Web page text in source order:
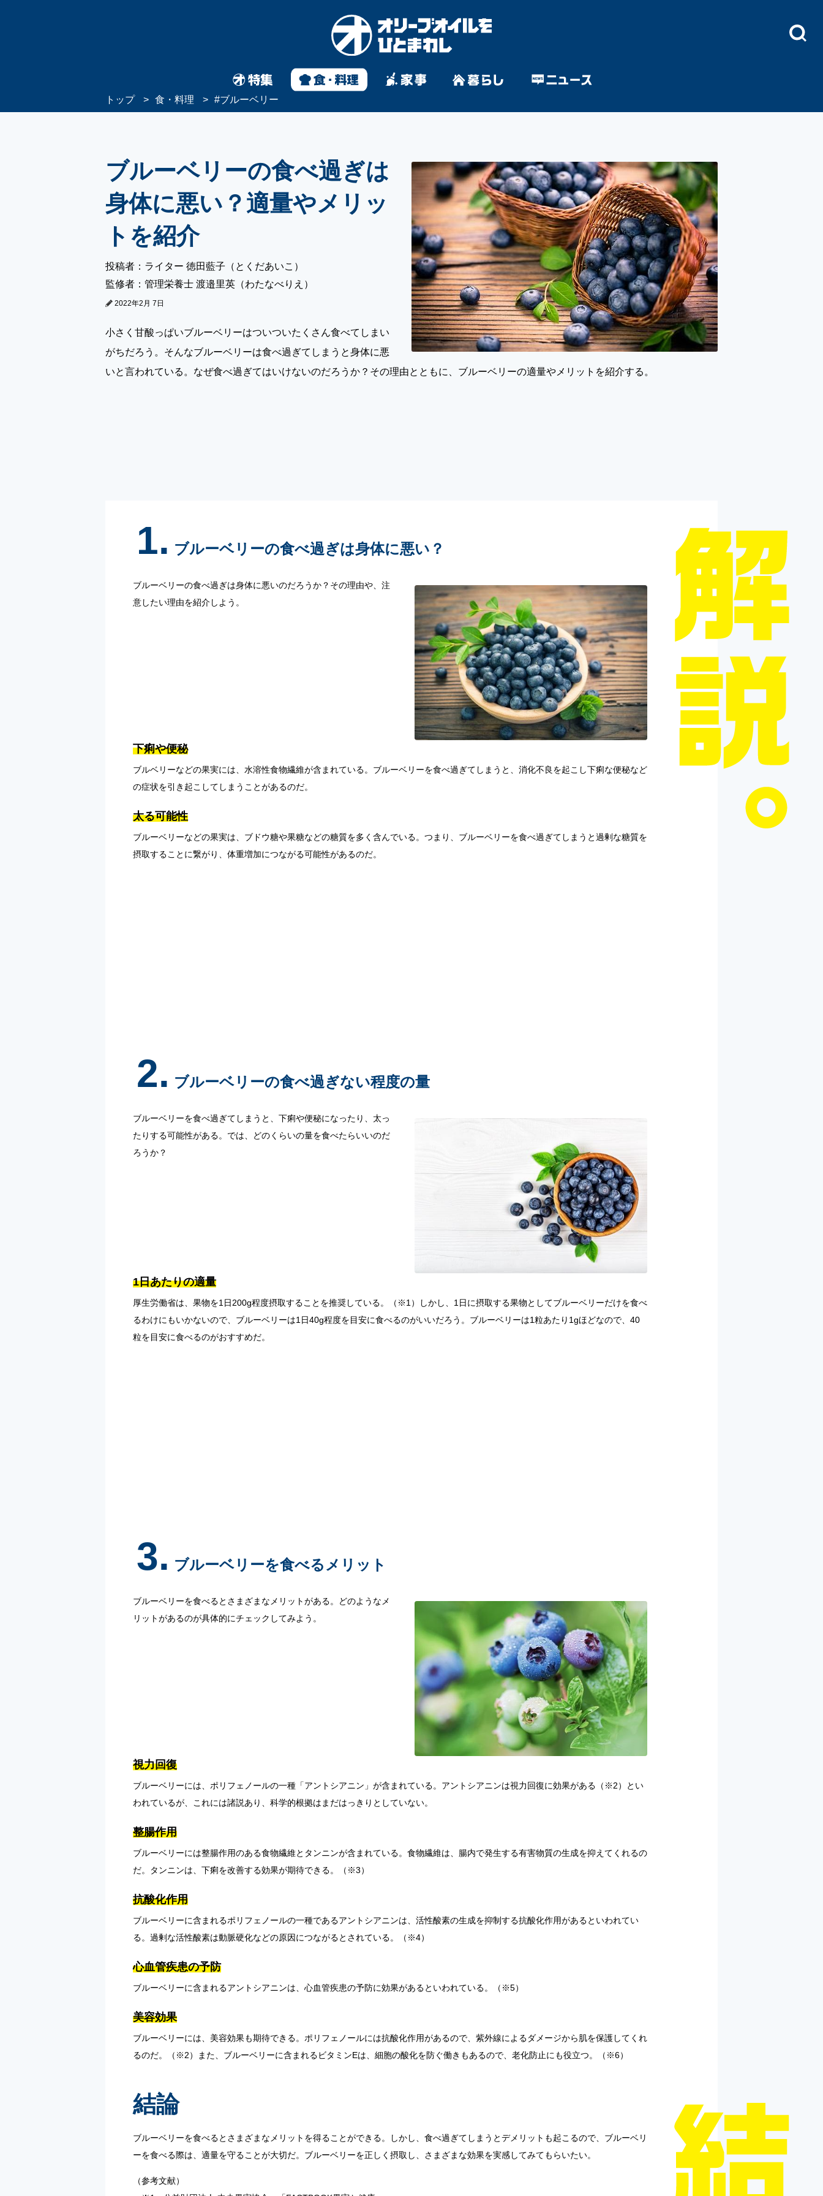
トップ 食・料理 #ブルーベリー
ブルーベリーの食べ過ぎは
身体に悪い？適量やメリッ
トを紹介
投稿者：ライター 徳田藍子（とくだあいこ）
監修者：管理栄養士 渡邉里英（わたなべりえ）
2022年2月 7日
小さく甘酸っぱいブルーベリーはついついたくさん食べてしまい
がちだろう。そんなブルーベリーは食べ過ぎてしまうと身体に悪
いと言われている。なぜ食べ過ぎてはいけないのだろうか？その理由とともに、ブルーベリーの適量やメリットを紹介する。
1. ブルーベリーの食べ過ぎは身体に悪い？
ブルーベリーの食べ過ぎは身体に悪いのだろうか？その理由や、注
意したい理由を紹介しよう。
下痢や便秘
ブルベリーなどの果実には、水溶性食物繊維が含まれている。ブルーベリーを食べ過ぎてしまうと、消化不良を起こし下痢な便秘など
の症状を引き起こしてしまうことがあるのだ。
太る可能性
ブルーベリーなどの果実は、ブドウ糖や果糖などの糖質を多く含んでいる。つまり、ブルーベリーを食べ過ぎてしまうと過剰な糖質を
摂取することに繋がり、体重増加につながる可能性があるのだ。
2. ブルーベリーの食べ過ぎない程度の量
ブルーベリーを食べ過ぎてしまうと、下痢や便秘になったり、太っ
たりする可能性がある。では、どのくらいの量を食べたらいいのだ
ろうか？
1日あたりの適量
厚生労働省は、果物を1日200g程度摂取することを推奨している。（※1）しかし、1日に摂取する果物としてブルーベリーだけを食べ
るわけにもいかないので、ブルーベリーは1日40g程度を目安に食べるのがいいだろう。ブルーベリーは1粒あたり1gほどなので、40
粒を目安に食べるのがおすすめだ。
3. ブルーベリーを食べるメリット
ブルーベリーを食べるとさまざまなメリットがある。どのようなメ
リットがあるのが具体的にチェックしてみよう。
視力回復
ブルーベリーには、ポリフェノールの一種「アントシアニン」が含まれている。アントシアニンは視力回復に効果がある（※2）とい
われているが、これには諸説あり、科学的根拠はまだはっきりとしていない。
整腸作用
ブルーベリーには整腸作用のある食物繊維とタンニンが含まれている。食物繊維は、腸内で発生する有害物質の生成を抑えてくれるの
だ。タンニンは、下痢を改善する効果が期待できる。（※3）
抗酸化作用
ブルーベリーに含まれるポリフェノールの一種であるアントシアニンは、活性酸素の生成を抑制する抗酸化作用があるといわれてい
る。過剰な活性酸素は動脈硬化などの原因につながるとされている。（※4）
心血管疾患の予防
ブルーベリーに含まれるアントシアニンは、心血管疾患の予防に効果があるといわれている。（※5）
美容効果
ブルーベリーには、美容効果も期待できる。ポリフェノールには抗酸化作用があるので、紫外線によるダメージから肌を保護してくれ
るのだ。（※2）また、ブルーベリーに含まれるビタミンEは、細胞の酸化を防ぐ働きもあるので、老化防止にも役立つ。（※6）
結論
ブルーベリーを食べるとさまざまなメリットを得ることができる。しかし、食べ過ぎてしまうとデメリットも起こるので、ブルーベリ
ーを食べる際は、適量を守ることが大切だ。ブルーベリーを正しく摂取し、さまざまな効果を実感してみてもらいたい。
（参考文献）